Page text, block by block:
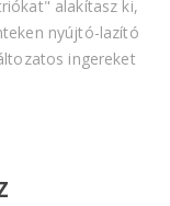
alakítasz ki,
nyújtó-lazító
ingereket